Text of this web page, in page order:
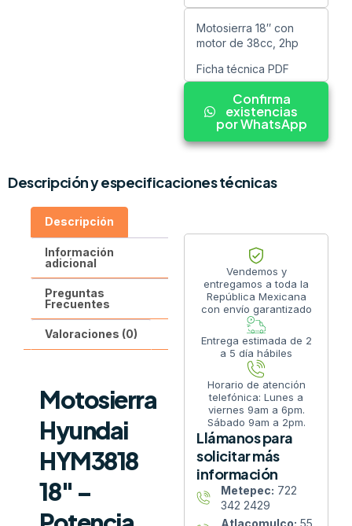
Motosierra 18″ con
motor de 38cc, 2hp
Ficha técnica PDF
Confirma
existencias
por WhatsApp
Descripción y especificaciones técnicas
Descripción
Información
adicional
Preguntas
Frecuentes
Valoraciones (0)
Motosierra
Hyundai
HYM3818
18″ –
Vendemos y
entregamos a toda la
República Mexicana
con envío garantizado
Entrega estimada de 2
a 5 día hábiles
Horario de atención
telefónica: Lunes a
viernes 9am a 6pm.
Sábado 9am a 2pm.
Llámanos para
solicitar más
información
Metepec: 722
342 2429